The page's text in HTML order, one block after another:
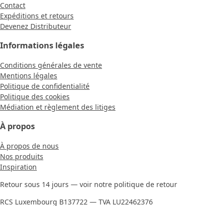
Contact
Expéditions et retours
Devenez Distributeur
Informations légales
Conditions générales de vente
Mentions légales
Politique de confidentialité
Politique des cookies
Médiation et règlement des litiges
À propos
À propos de nous
Nos produits
Inspiration
Retour sous 14 jours — voir notre politique de retour
RCS Luxembourg B137722 — TVA LU22462376